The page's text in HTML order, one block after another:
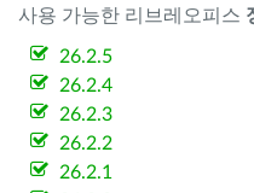
사용 가능한 리브레오피스
26.2.5
26.2.4
26.2.3
26.2.2
26.2.1